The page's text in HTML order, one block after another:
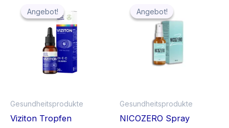
Angebot!
Angebot!
Gesundheitsprodukte
Viziton Tropfen
Angebot!
Angebot!
Gesundheitsprodukte
NICOZERO Spray